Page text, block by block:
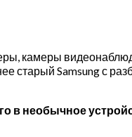
камеры
старый Samsung с
в необычное